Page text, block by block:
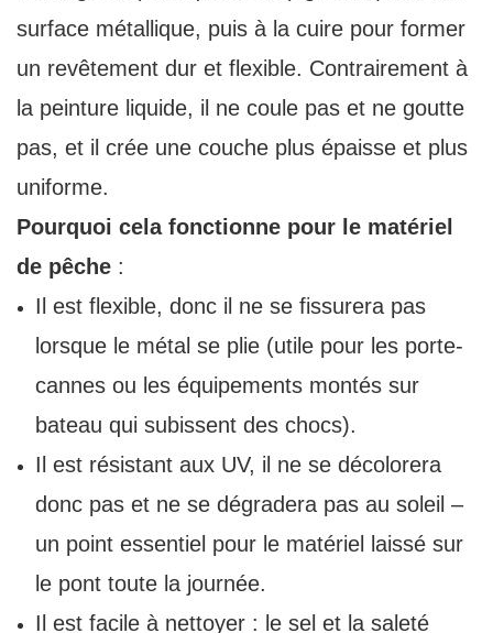
surface métallique, puis à la cuire pour former
un revêtement dur et flexible. Contrairement à
la peinture liquide, il ne coule pas et ne goutte
pas, et il crée une couche plus épaisse et plus
uniforme.
Pourquoi cela fonctionne pour le matériel
de pêche :
Il est flexible, donc il ne se fissurera pas
lorsque le métal se plie (utile pour les porte-
cannes ou les équipements montés sur
bateau qui subissent des chocs).
Il est résistant aux UV, il ne se décolorera
donc pas et ne se dégradera pas au soleil –
un point essentiel pour le matériel laissé sur
le pont toute la journée.
Il est facile à nettoyer : le sel et la saleté